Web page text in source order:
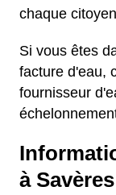
chaque
Si vous êtes
facture d'eau,
fournisseur
à Savères